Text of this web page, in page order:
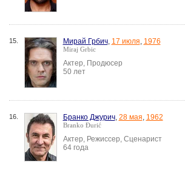
15. Мирай Грбич, 17 июля, 1976
Miraj Grbic
Актер, Продюсер
50 лет
16. Бранко Джурич, 28 мая, 1962
Branko Đurić
Актер, Режиссер, Сценарист
64 года